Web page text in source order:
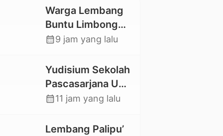
Warga Lembang
Buntu Limbong
Gandasil,
Jalan Sepanjang
500 Meter
calendar_month9 jam yang lalu
Yudisium Sekolah
Pascasarjana UKI
Toraja Lahirkan 58
calendar_month11 jam yang lalu
Lembang Palipu’